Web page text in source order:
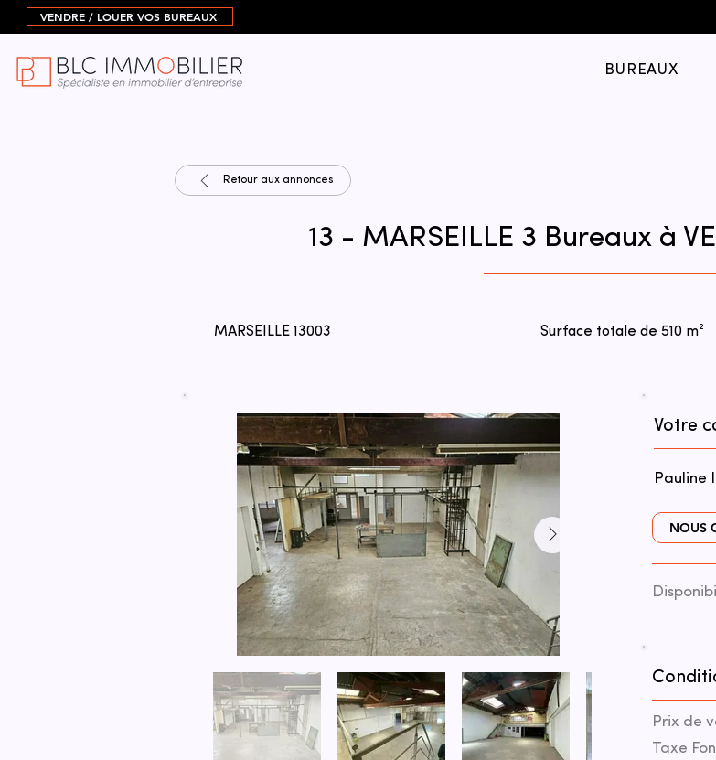
VENDRE / LOUER VOS BUREAUX
BUREAUX
Retour aux annonces
13 - MARSEILLE 3 Bureaux à
MARSEILLE 13003 Surface totale de 510 m²
Votre
Pauline
NOUS
Prix de
Taxe